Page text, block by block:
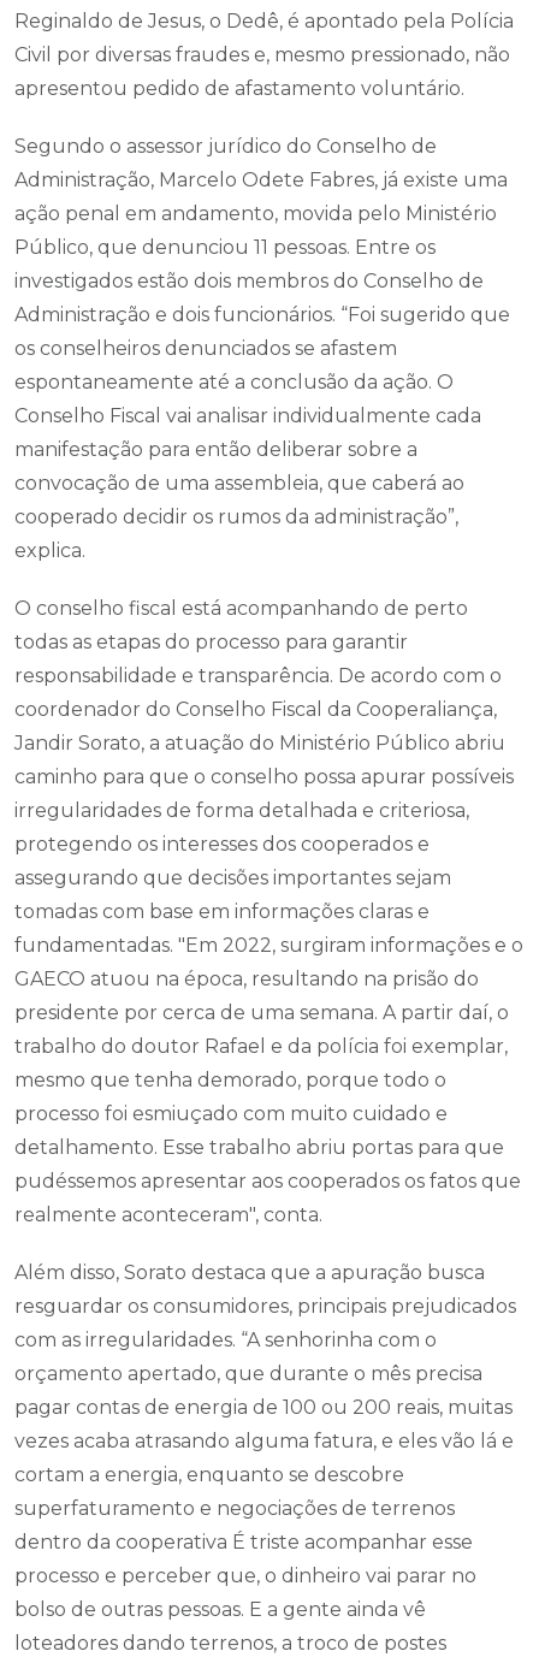
Reginaldo de Jesus, o Dedê, é apontado pela Polícia
Civil por diversas fraudes e, mesmo pressionado, não
apresentou pedido de afastamento voluntário.
Segundo o assessor jurídico do Conselho de
Administração, Marcelo Odete Fabres, já existe uma
ação penal em andamento, movida pelo Ministério
Público, que denunciou 11 pessoas. Entre os
investigados estão dois membros do Conselho de
Administração e dois funcionários. “Foi sugerido que
os conselheiros denunciados se afastem
espontaneamente até a conclusão da ação. O
Conselho Fiscal vai analisar individualmente cada
manifestação para então deliberar sobre a
convocação de uma assembleia, que caberá ao
cooperado decidir os rumos da administração”,
explica.
O conselho fiscal está acompanhando de perto
todas as etapas do processo para garantir
responsabilidade e transparência. De acordo com o
coordenador do Conselho Fiscal da Cooperaliança,
Jandir Sorato, a atuação do Ministério Público abriu
caminho para que o conselho possa apurar possíveis
irregularidades de forma detalhada e criteriosa,
protegendo os interesses dos cooperados e
assegurando que decisões importantes sejam
tomadas com base em informações claras e
fundamentadas. "Em 2022, surgiram informações e o
GAECO atuou na época, resultando na prisão do
presidente por cerca de uma semana. A partir daí, o
trabalho do doutor Rafael e da polícia foi exemplar,
mesmo que tenha demorado, porque todo o
processo foi esmiuçado com muito cuidado e
detalhamento. Esse trabalho abriu portas para que
pudéssemos apresentar aos cooperados os fatos que
realmente aconteceram", conta.
Além disso, Sorato destaca que a apuração busca
resguardar os consumidores, principais prejudicados
com as irregularidades. “A senhorinha com o
orçamento apertado, que durante o mês precisa
pagar contas de energia de 100 ou 200 reais, muitas
vezes acaba atrasando alguma fatura, e eles vão lá e
cortam a energia, enquanto se descobre
superfaturamento e negociações de terrenos
dentro da cooperativa É triste acompanhar esse
processo e perceber que, o dinheiro vai parar no
bolso de outras pessoas. E a gente ainda vê
loteadores dando terrenos, a troco de postes